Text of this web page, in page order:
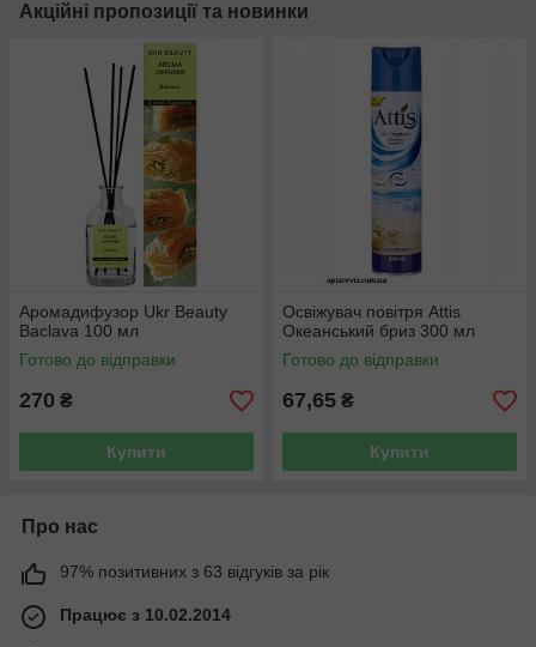
Акційні пропозиції та новинки
Аромадифузор Ukr Beauty
Baclava 100 мл
Готово до відправки
270 ₴
Купити
Освіжувач повітря Attis
Океанський бриз 300 мл
Готово до відправки
67,65 ₴
Купити
Про нас
97% позитивних з 63 відгуків за рік
Працює з 10.02.2014